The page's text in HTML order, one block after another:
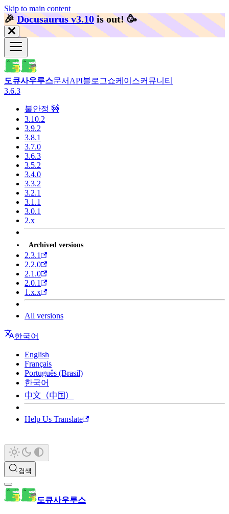
Skip to main content
🎉️Docusaurus v3.10 is out! 🥳️
도큐사우루스문서 API블로그쇼케이스커뮤니티
3.6.3
불안정 🚧
3.10.2
3.9.2
3.8.1
3.7.0
3.6.3
3.5.2
3.4.0
3.3.2
3.2.1
3.1.1
3.0.1
2.x
Archived versions
2.3.1
2.2.0
2.1.0
2.0.1
1.x.x
All versions
한국어
English
Français
Português (Brasil)
한국어
中文（中国）
Help Us Translate
검색
도큐사우루스